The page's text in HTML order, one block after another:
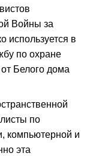
Войны за
используется в
по охране
Белого дома
по
компьютерной и
эта